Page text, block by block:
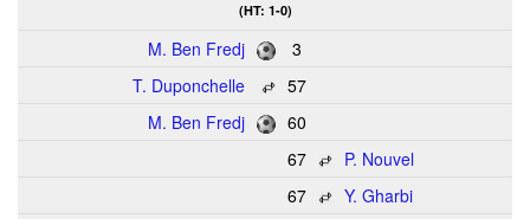
(HT: 1-0)
M. Ben Fredj
3
T. Duponchelle
57
M. Ben Fredj
60
67
P. Nouvel
67
Y. Gharbi